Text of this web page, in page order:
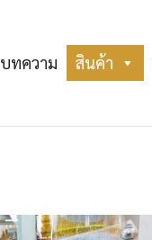
บทความ สินค้า